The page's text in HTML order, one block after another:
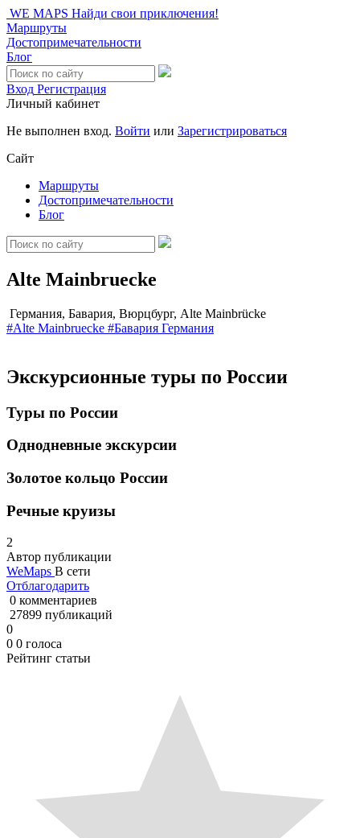
WE MAPS Найди свои приключения!
Маршруты
Достопримечательности
Блог
Вход Регистрация
Личный кабинет
Не выполнен вход. Войти или Зарегистрироваться
Сайт
Маршруты
Достопримечательности
Блог
Alte Mainbruecke
Германия, Бавария, Вюрцбург, Alte Mainbrücke
#Alte Mainbruecke #Бавария Германия
Экскурсионные туры по России
Туры по России
Однодневные экскурсии
Золотое кольцо России
Речные круизы
2
Автор публикации
WeMaps В сети
Отблагодарить
0 комментариев
27899 публикаций
0
0 0 голоса
Рейтинг статьи